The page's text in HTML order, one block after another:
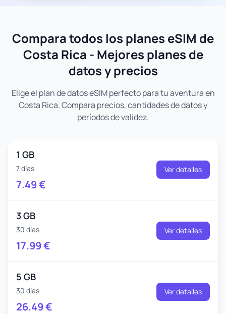
Compara todos los planes eSIM de
Costa Rica - Mejores planes de
datos y precios
Elige el plan de datos eSIM perfecto para tu aventura en
Costa Rica. Compara precios, cantidades de datos y
períodos de validez.
1 GB
7 días
7.49€
Ver detalles
3 GB
30 días
17.99€
Ver detalles
5 GB
30 días
26.49€
Ver detalles